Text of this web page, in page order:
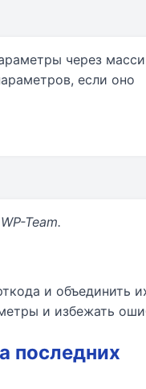
через
если оно
Team.
и объединить
и избежать
последних